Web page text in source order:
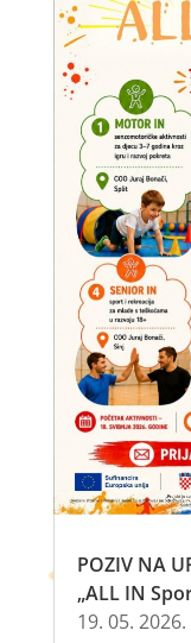
POZIV NA
„ALL IN
19. 05. 2026.